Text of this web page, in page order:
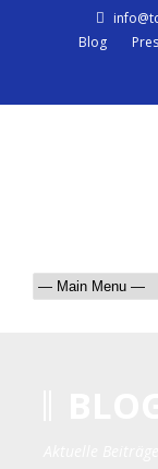
Blog